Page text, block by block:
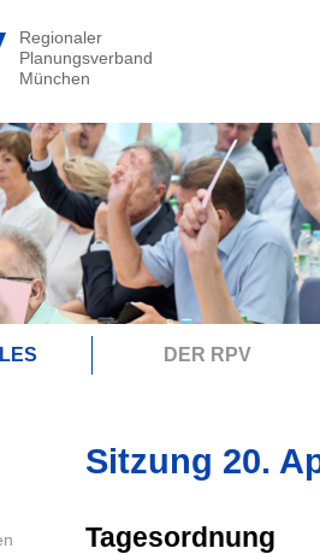
DER RPV
Sitzung 20.
Tagesordnung